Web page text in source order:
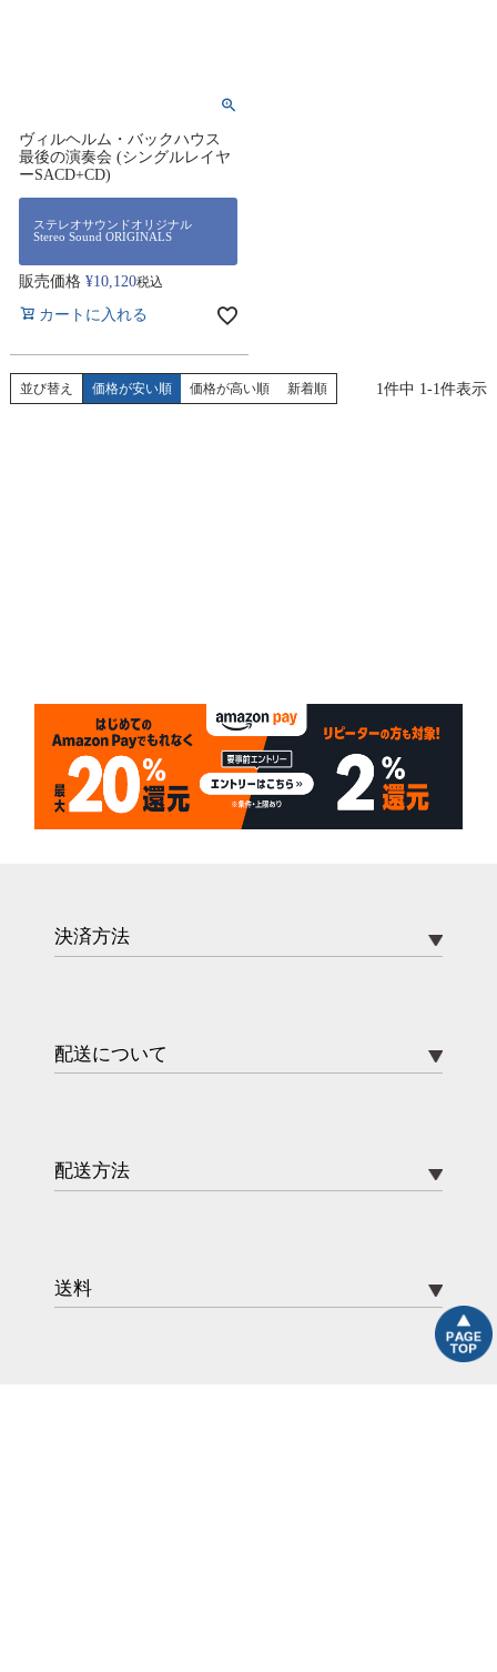
ヴィルヘルム・バックハウス
最後の演奏会 (シングルレイヤ
ーSACD+CD)
ステレオサウンドオリジナル
Stereo Sound ORIGINALS
販売価格 ¥10,120税込
カートに入れる
並び替え 価格が安い順 価格が高い順 新着順 1件中 1-1件表示
決済方法
配送について
配送方法
送料